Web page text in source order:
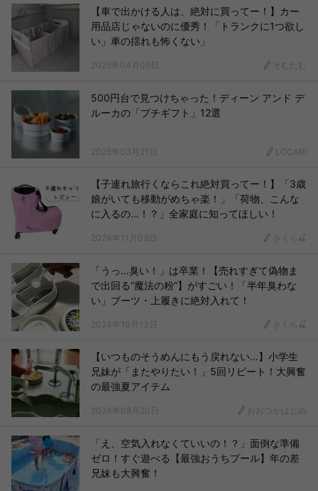
【車で出かける人は、絶対に買ってー！】カー
用品店じゃないのに優秀！「トランクに1つ欲し
い」車の揺れも怖くない」
2025年04月05日 そむたむ
500円台で見つけちゃった！ディーン アンド デ
ルーカの「プチギフト」12選
2025年03月21日 LOCARI
【子連れ旅行くならこれ絶対買ってー！】「3歳
娘がいても移動がめちゃ楽！」「荷物、こんな
に入るの…！？」全家庭に知ってほしい！
2024年11月03日 さくら🍒
「うっ…臭い！」は卒業！【売れすぎて偽物ま
で出回る“魔法の粉”】がすごい！「半年臭わな
い」ブーツ・上履きに絶対入れて！
2024年10月13日 さくら🍒
【いつものそうめんにもう戻れない…】小学生
兄妹が「またやりたい！」5回リピート！大興奮
の最強夏アイテム
2024年08月20日 おおつかはじめ
「え、空気入れなくていいの！？」面倒な準備
ゼロ！すぐ遊べる【最強おうちプール】年の差
兄妹も大興奮！